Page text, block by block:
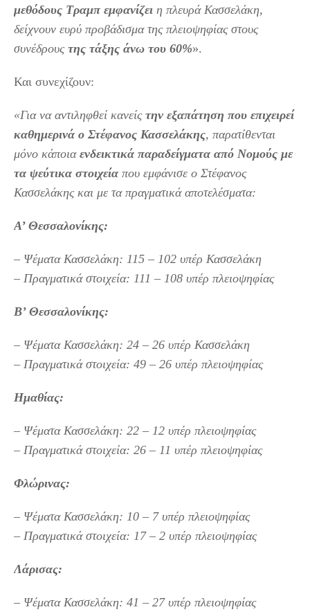
μεθόδους Τραμπ εμφανίζει η πλευρά Κασσελάκη,
δείχνουν ευρύ προβάδισμα της πλειοψηφίας στους
συνέδρους της τάξης άνω του 60%».
Και συνεχίζουν:
«Για να αντιληφθεί κανείς την εξαπάτηση που επιχειρεί
καθημερινά ο Στέφανος Κασσελάκης, παρατίθενται
μόνο κάποια ενδεικτικά παραδείγματα από Νομούς με
τα ψεύτικα στοιχεία που εμφάνισε ο Στέφανος
Κασσελάκης και με τα πραγματικά αποτελέσματα:
Α’ Θεσσαλονίκης:
– Ψέματα Κασσελάκη: 115 – 102 υπέρ Κασσελάκη
– Πραγματικά στοιχεία: 111 – 108 υπέρ πλειοψηφίας
Β’ Θεσσαλονίκης:
– Ψέματα Κασσελάκη: 24 – 26 υπέρ Κασσελάκη
– Πραγματικά στοιχεία: 49 – 26 υπέρ πλειοψηφίας
Ημαθίας:
– Ψέματα Κασσελάκη: 22 – 12 υπέρ πλειοψηφίας
– Πραγματικά στοιχεία: 26 – 11 υπέρ πλειοψηφίας
Φλώρινας:
– Ψέματα Κασσελάκη: 10 – 7 υπέρ πλειοψηφίας
– Πραγματικά στοιχεία: 17 – 2 υπέρ πλειοψηφίας
Λάρισας:
– Ψέματα Κασσελάκη: 41 – 27 υπέρ πλειοψηφίας